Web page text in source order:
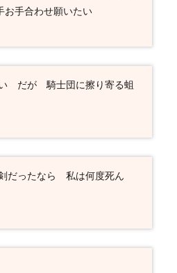
手合わせ願いたい
だが 騎士団に擦り寄る蛆
だったなら 私は何度死ん